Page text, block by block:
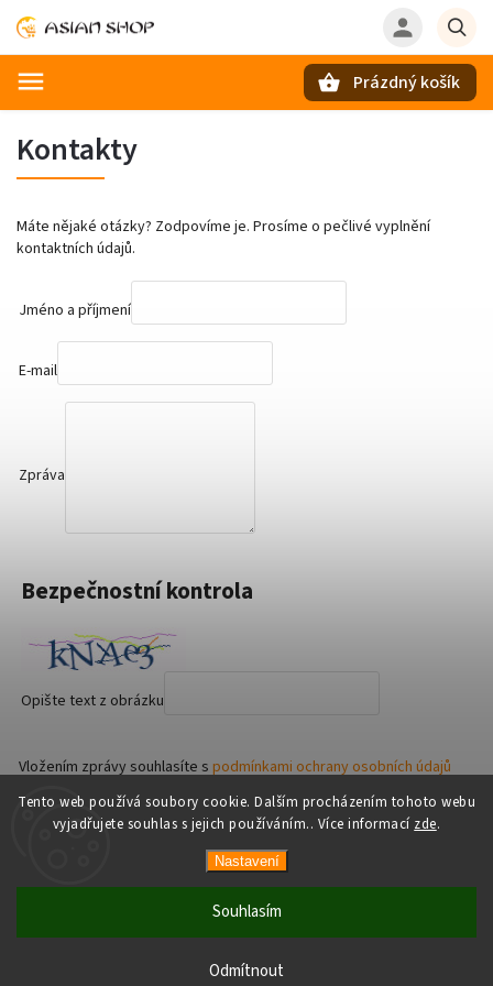
Tento web používá soubory cookie. Dalším procházením tohoto webu
vyjadřujete souhlas s jejich používáním.. Více informací zde.
Nastavení
Odmítnout
Souhlasím
Prázdný košík
Kontakty
Máte nějaké otázky? Zodpovíme je. Prosíme o pečlivé vyplnění
kontaktních údajů.
Jméno a příjmení
E-mail
Zpráva
Bezpečnostní kontrola
Opište text z obrázku
Vložením zprávy souhlasíte s podmínkami ochrany osobních údajů
Odeslat
AsianShop
VytvořilShoptet | Design